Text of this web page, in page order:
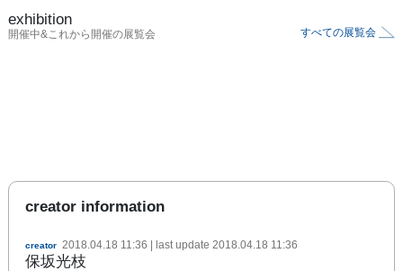
exhibition
開催中&これから開催の展覧会 すべての展覧会
creator information
creator 2018.04.18 11:36 | last update 2018.04.18 11:36
保坂光枝